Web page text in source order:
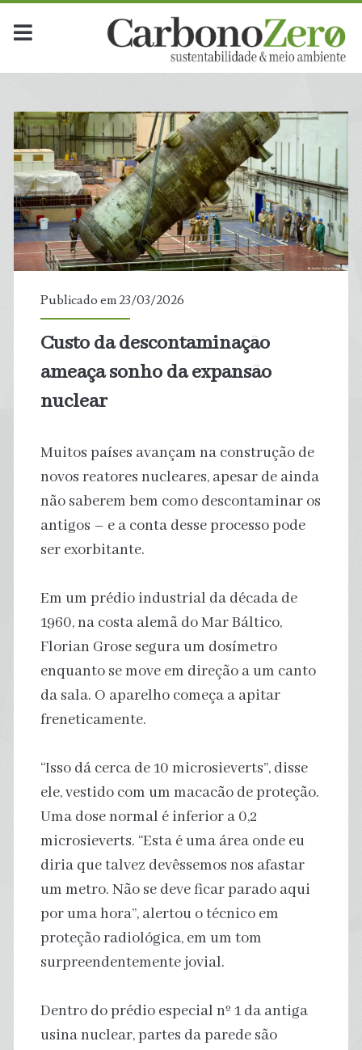
Publicado em 23/03/2026
Custo da descontaminação
ameaça sonho da expansão
nuclear
Muitos países avançam na construção de
novos reatores nucleares, apesar de ainda
não saberem bem como descontaminar os
antigos – e a conta desse processo pode
ser exorbitante.
Em um prédio industrial da década de
1960, na costa alemã do Mar Báltico,
Florian Grose segura um dosímetro
enquanto se move em direção a um canto
da sala. O aparelho começa a apitar
freneticamente.
“Isso dá cerca de 10 microsieverts”, disse
ele, vestido com um macacão de proteção.
Uma dose normal é inferior a 0,2
microsieverts. “Esta é uma área onde eu
diria que talvez devêssemos nos afastar
um metro. Não se deve ficar parado aqui
por uma hora”, alertou o técnico em
proteção radiológica, em um tom
surpreendentemente jovial.
Dentro do prédio especial nº 1 da antiga
usina nuclear, partes da parede são